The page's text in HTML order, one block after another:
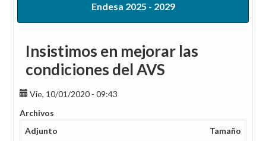
Endesa 2025 - 2029
Insistimos en mejorar las
condiciones del AVS
Vie, 10/01/2020 - 09:43
Archivos
Adjunto
Tamaño